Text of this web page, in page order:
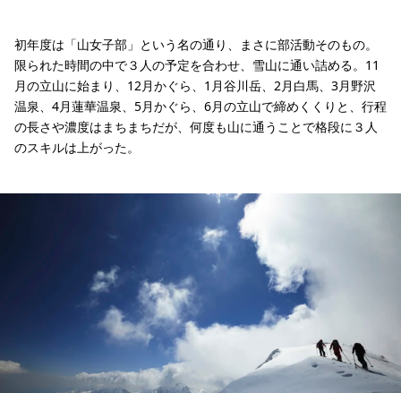
初年度は「山女子部」という名の通り、まさに部活動そのもの。
限られた時間の中で３人の予定を合わせ、雪山に通い詰める。11
月の立山に始まり、12月かぐら、1月谷川岳、2月白馬、3月野沢
温泉、4月蓮華温泉、5月かぐら、6月の立山で締めくくりと、行程
の長さや濃度はまちまちだが、何度も山に通うことで格段に３人
のスキルは上がった。